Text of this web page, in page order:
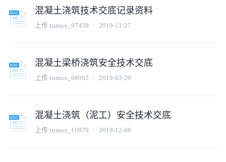
混凝土浇筑技术交底记录资料
上传:tumux_97459 2019-11-27
混凝土梁桥浇筑安全技术交底
上传:tumux_68003 2019-03-20
混凝土浇筑（泥工）安全技术交底
上传:tumux_16979 2019-12-08